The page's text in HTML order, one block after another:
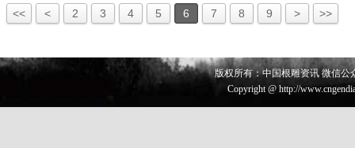
<< < 2 3 4 5 6 7 8 9 > >>
版权所有：中国根雕资讯 微信公
Copyright @ http://